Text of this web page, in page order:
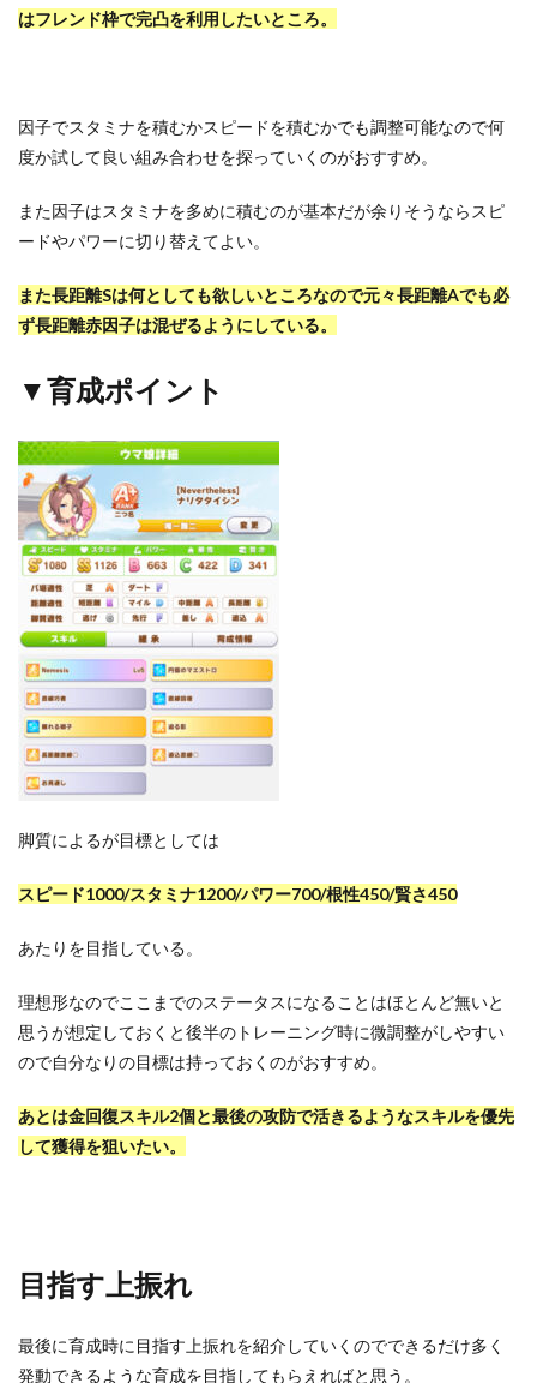
はフレンド枠で完凸を利用したいところ。
因子でスタミナを積むかスピードを積むかでも調整可能なので何
度か試して良い組み合わせを探っていくのがおすすめ。
また因子はスタミナを多めに積むのが基本だが余りそうならスピ
ードやパワーに切り替えてよい。
また長距離Sは何としても欲しいところなので元々長距離Aでも必
ず長距離赤因子は混ぜるようにしている。
▼育成ポイント
脚質によるが目標としては
スピード1000/スタミナ1200/パワー700/根性450/賢さ450
あたりを目指している。
理想形なのでここまでのステータスになることはほとんど無いと
思うが想定しておくと後半のトレーニング時に微調整がしやすい
ので自分なりの目標は持っておくのがおすすめ。
あとは金回復スキル2個と最後の攻防で活きるようなスキルを優先
して獲得を狙いたい。
目指す上振れ
最後に育成時に目指す上振れを紹介していくのでできるだけ多く
発動できるような育成を目指してもらえればと思う。